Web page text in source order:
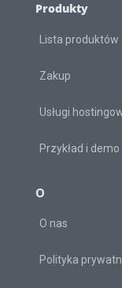
Produkty
Lista produktów
Zakup
Usługi
Przykład i demo
O
O nas
Polityka